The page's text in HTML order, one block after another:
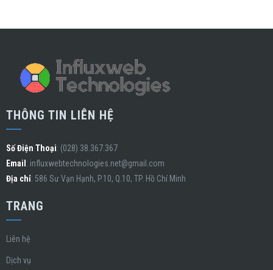
THÔNG TIN LIÊN HỆ
Số Điện Thoại: (028) 38.367.367
Email : influxwebtechnologies.net@gmail.com
Địa chỉ: 586 Sư Vạn Hạnh, P.10, Q.10, TP. Hồ Chí Minh
TRANG
Liên hệ
Dịch vụ